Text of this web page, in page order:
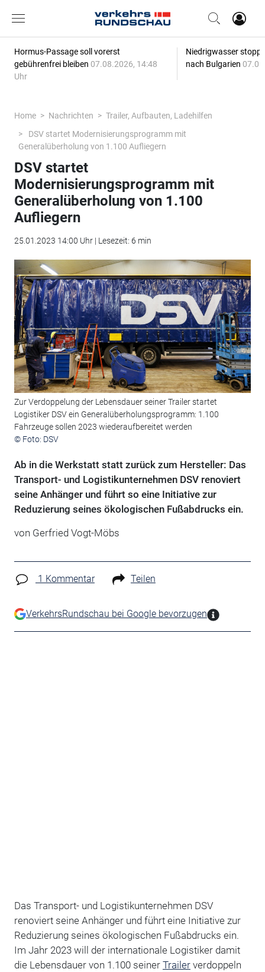
Hormus-Passage soll vorerst
gebührenfrei bleiben 07.08.2026, 14:48
Uhr
Niedrigwasser
nach Bulgarien
Home Nachrichten
Trailer, Aufbauten, Ladehilfen
DSV startet Modernisierungsprogramm mit
Generalüberholung von 1.100 Aufliegern
DSV startet
Modernisierungsprogramm mit
Generalüberholung von 1.100
Aufliegern
25.01.2023 14:00 Uhr | Lesezeit: 6 min
Zur Verdoppelung der Lebensdauer seiner Trailer startet
Logistiker DSV ein Generalüberholungsprogramm: 1.100
Fahrzeuge sollen 2023 wiederaufbereitet werden
© Foto: DSV
Ab in die Werkstatt statt zurück zum Hersteller: Das
Transport- und Logistikunternehmen DSV renoviert
seine Anhänger und führt so eine Initiative zur
Reduzierung seines ökologischen Fußabdrucks ein.
von Gerfried Vogt-Möbs
1 Kommentar Teilen
VerkehrsRundschau bei Google bevorzugen
Das Transport- und Logistikunternehmen DSV
renoviert seine Anhänger und führt eine Initiative zur
Reduzierung seines ökologischen Fußabdrucks ein.
Im Jahr 2023 will der internationale Logistiker damit
die Lebensdauer von 1.100 seiner Trailerverdoppeln